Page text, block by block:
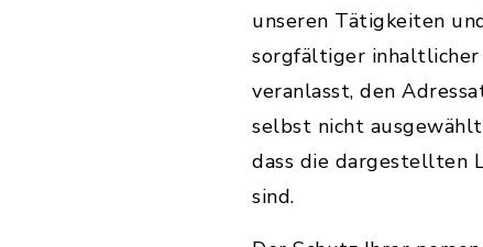
unseren Tätigkeiten
sorgfältiger
veranlasst, den
selbst nicht
dass die dargestellten
sind.